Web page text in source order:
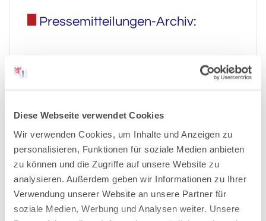
Diese Webseite verwendet Cookies
Wir verwenden Cookies, um Inhalte und Anzeigen zu
personalisieren, Funktionen für soziale Medien anbieten
zu können und die Zugriffe auf unsere Website zu
analysieren. Außerdem geben wir Informationen zu Ihrer
Verwendung unserer Website an unsere Partner für
soziale Medien, Werbung und Analysen weiter. Unsere
Pressemitteilungen-Archiv:
2024
2023
2022